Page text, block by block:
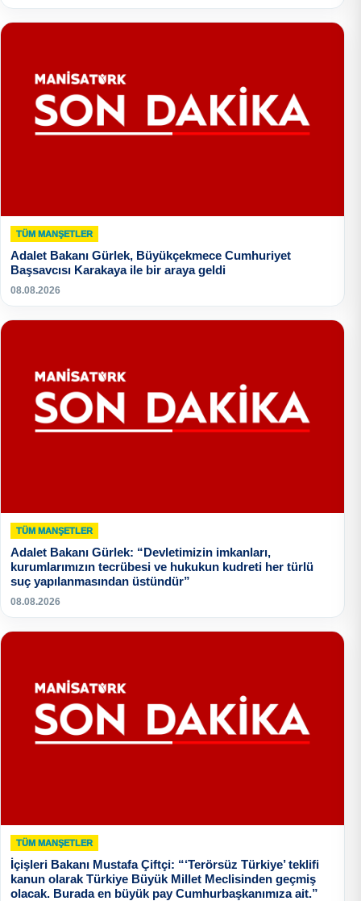
TÜM MANŞETLER
Adalet Bakanı Gürlek, Büyükçekmece Cumhuriyet
Başsavcısı Karakaya ile bir araya geldi
08.08.2026
TÜM MANŞETLER
Adalet Bakanı Gürlek: “Devletimizin imkanları,
kurumlarımızın tecrübesi ve hukukun kudreti her türlü
suç yapılanmasından üstündür”
08.08.2026
TÜM MANŞETLER
İçişleri Bakanı Mustafa Çiftçi: “‘Terörsüz Türkiye’ teklifi
kanun olarak Türkiye Büyük Millet Meclisinden geçmiş
olacak. Burada en büyük pay Cumhurbaşkanımıza ait.”